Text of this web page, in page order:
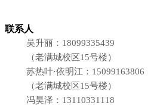
联系人
吴升丽： 18099335439
（老满城校区15号楼）
苏热叶·依明江： 15099163806
（老满城校区15号楼）
冯昊泽： 13110331118